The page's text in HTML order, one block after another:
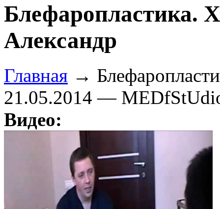
Блефаропластика.
Александр
Главная →
21.05.2014 —
Видео: